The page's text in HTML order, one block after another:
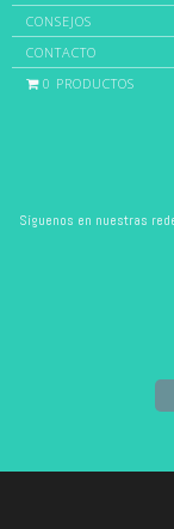
CONSEJOS
CONTACTO
0 PRODUCTOS
Síguenos en nuestras